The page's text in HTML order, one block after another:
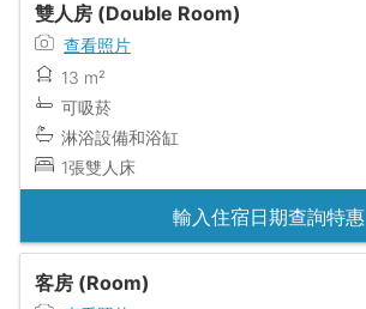
雙人房 (Double Room)
查看照片
13 m²
可吸菸
淋浴設備和浴缸
1張雙人床
輸入住宿日期查詢特惠
客房 (Room)